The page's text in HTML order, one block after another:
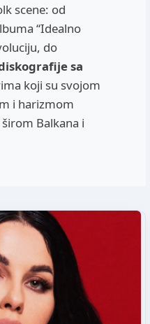
scene: od
“Idealno
do
sa
koji su svojom
i harizmom
Balkana i